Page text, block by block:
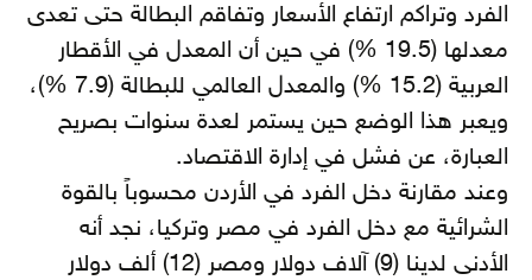
الفرد وتراكم ارتفاع الأسعار وتفاقم البطالة حتى تعدى
معدلها (19.5 %) في حين أن المعدل في الأقطار
العربية (15.2 %) والمعدل العالمي للبطالة (7.9 %)،
ويعبر هذا الوضع حين يستمر لعدة سنوات بصريح
العبارة، عن فشل في إدارة الاقتصاد.
وعند مقارنة دخل الفرد في الأردن محسوباً بالقوة
الشرائية مع دخل الفرد في مصر وتركيا، نجد أنه
الأدنى لدينا (9) آلاف دولار ومصر (12) ألف دولار